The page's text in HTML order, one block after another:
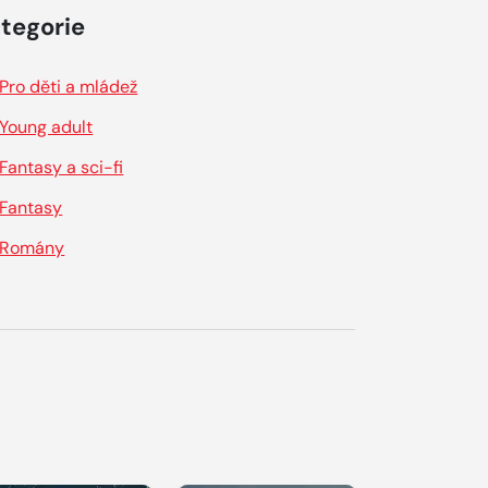
Pro děti a mládež
Young adult
Fantasy a sci-fi
Fantasy
Romány